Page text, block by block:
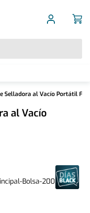
Selladora al Vacío Portátil
al Vacío